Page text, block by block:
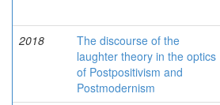
2018
The discourse of the
laughter theory in the optics
of Postpositivism and
Postmodernism